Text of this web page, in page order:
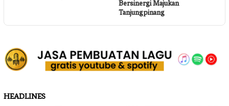
Bersinergi Majukan
Tanjungpinang
HEADLINES